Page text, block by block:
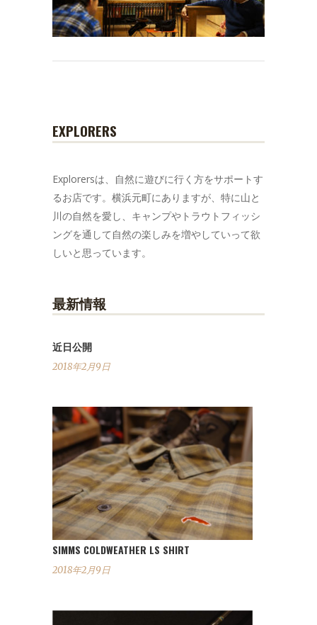
EXPLORERS
Explorersは、自然に遊びに行く方をサポートす
るお店です。横浜元町にありますが、特に山と
川の自然を愛し、キャンプやトラウトフィッシ
ングを通して自然の楽しみを増やしていって欲
しいと思っています。
最新情報
近日公開
2018年2月9日
SIMMS COLDWEATHER LS SHIRT
2018年2月9日